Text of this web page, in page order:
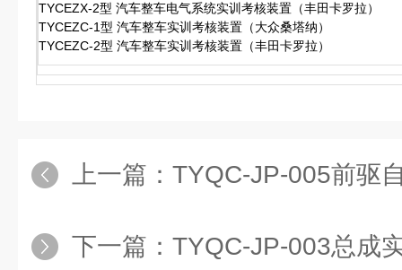
TYCEZX-2型 汽车整车电气系统实训考核装置（丰田卡罗拉）
TYCEZC-1型 汽车整车实训考核装置（大众桑塔纳）
TYCEZC-2型 汽车整车实训考核装置（丰田卡罗拉）
上一篇： TYQC-JP-005前驱自动变速
下一篇： TYQC-JP-003总成实物解剖模